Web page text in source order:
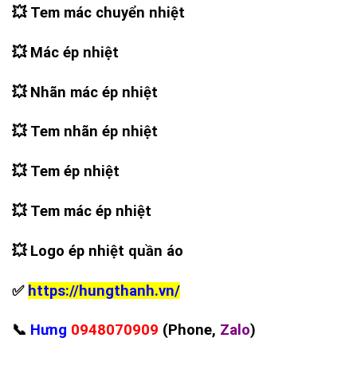
💥 Tem mác chuyển nhiệt
💥 Mác ép nhiệt
💥 Nhãn mác ép nhiệt
💥 Tem nhãn ép nhiệt
💥 Tem ép nhiệt
💥 Tem mác ép nhiệt
💥 Logo ép nhiệt quần áo
✅ https://hungthanh.vn/
📞 Hưng 0948070909 (Phone, Zalo)